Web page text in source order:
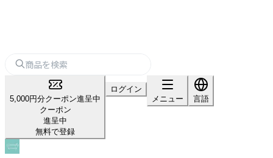
5,000円分クーポン進呈中
クーポン
進呈中
無料で登録
ログイン
メニュー
言語